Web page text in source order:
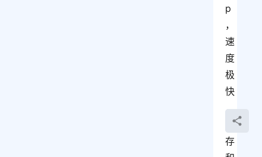
p
，
速
度
极
快
，
内
存